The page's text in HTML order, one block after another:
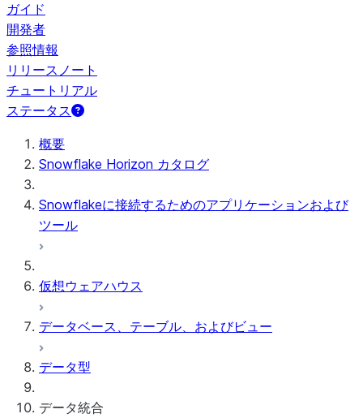
ガイド
開発者
参照情報
リリースノート
チュートリアル
ステータス
概要
Snowflake Horizon カタログ
Snowflakeに接続するためのアプリケーションおよび
ツール
仮想ウェアハウス
データベース、テーブル、およびビュー
データ型
データ統合